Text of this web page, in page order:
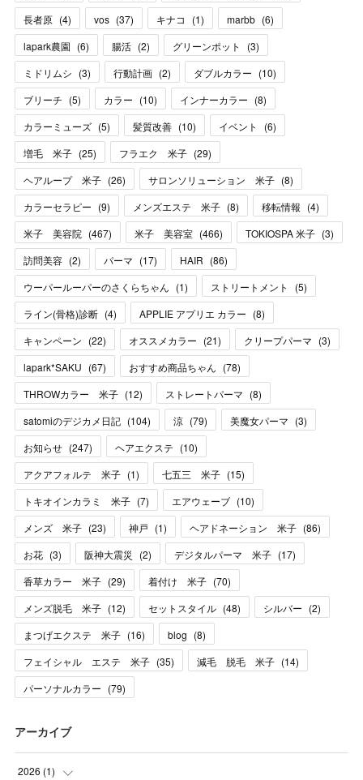
長者原 (4) vos (37) キナコ (1) marbb (6)
lapark農園 (6) 腸活 (2) グリーンポット (3)
ミドリムシ (3) 行動計画 (2) ダブルカラー (10)
ブリーチ (5) カラー (10) インナーカラー (8)
カラーミューズ (5) 髪質改善 (10) イベント (6)
増毛 米子 (25) フラエク 米子 (29)
ヘアループ 米子 (26) サロンソリューション 米子 (8)
カラーセラピー (9) メンズエステ 米子 (8) 移転情報 (4)
米子 美容院 (467) 米子 美容室 (466) TOKIOSPA 米子 (3)
訪問美容 (2) パーマ (17) HAIR (86)
ウーパールーパーのさくらちゃん (1) ストリートメント (5)
ライン(骨格)診断 (4) APPLIE アプリエ カラー (8)
キャンペーン (22) オススメカラー (21) クリープパーマ (3)
lapark*SAKU (67) おすすめ商品ちゃん (78)
THROWカラー 米子 (12) ストレートパーマ (8)
satomiのデジカメ日記 (104) 涼 (79) 美魔女パーマ (3)
お知らせ (247) ヘアエクステ (10)
アクアフォルテ 米子 (1) 七五三 米子 (15)
トキオインカラミ 米子 (7) エアウェーブ (10)
メンズ 米子 (23) 神戸 (1) ヘアドネーション 米子 (86)
お花 (3) 阪神大震災 (2) デジタルパーマ 米子 (17)
香草カラー 米子 (29) 着付け 米子 (70)
メンズ脱毛 米子 (12) セットスタイル (48) シルバー (2)
まつげエクステ 米子 (16) blog (8)
フェイシャル エステ 米子 (35) 減毛 脱毛 米子 (14)
パーソナルカラー (79)
アーカイブ
2026 (1)